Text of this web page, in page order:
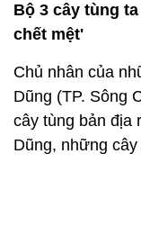
Bộ 3 cây tùng
chết mệt'
Chủ nhân của
Dũng (TP. Sông
cây tùng bản địa
Dũng, những